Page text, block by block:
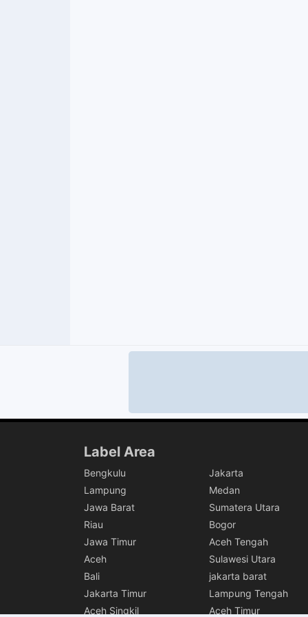
Label Area
Bengkulu
Jakarta
Lampung
Medan
Jawa Barat
Sumatera Utara
Riau
Bogor
Jawa Timur
Aceh Tengah
Aceh
Sulawesi Utara
Bali
jakarta barat
Jakarta Timur
Lampung Tengah
Aceh Singkil
Aceh Timur